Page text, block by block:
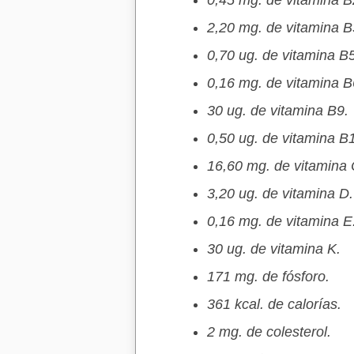
2,20 mg. de vitamina
0,70 ug. de vitamina
0,16 mg. de vitamina
30 ug. de vitamina B9.
0,50 ug. de vitamina
16,60 mg. de vitamina
3,20 ug. de vitamina D.
0,16 mg. de vitamina E.
30 ug. de vitamina K.
171 mg. de fósforo.
361 kcal. de calorías.
2 mg. de colesterol.